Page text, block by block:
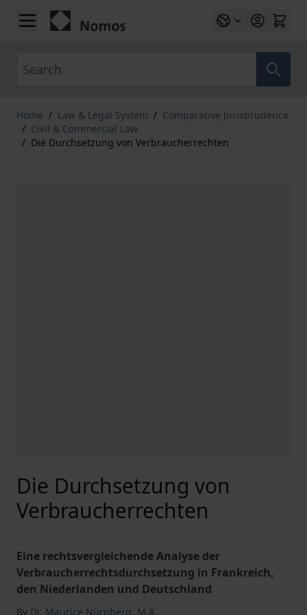
Skip to Content
Home / Law & Legal System / Comparative Jurisprudence
/ Civil & Commercial Law
/ Die Durchsetzung von Verbraucherrechten
Die Durchsetzung von
Verbraucherrechten
Eine rechtsvergleichende Analyse der
Verbraucherrechtsdurchsetzung in Frankreich,
den Niederlanden und Deutschland
By Dr. Maurice Nürnberg, M.A.